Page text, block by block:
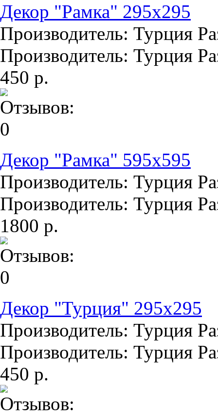
Декор "Рамка" 295х295
Производитель: Турция
Производитель: Турция
450 р.
Декор "Рамка" 595х595
Производитель: Турция
Производитель: Турция
1800 р.
Декор "Турция" 295х295
Производитель: Турция
Производитель: Турция
450 р.